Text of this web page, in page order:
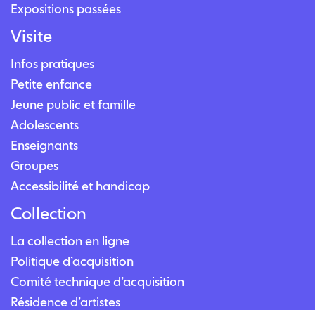
Expositions passées
Visite
Infos pratiques
Petite enfance
Jeune public et famille
Adolescents
Enseignants
Groupes
Accessibilité et handicap
Collection
La collection en ligne
Politique d’acquisition
Comité technique d’acquisition
Résidence d’artistes